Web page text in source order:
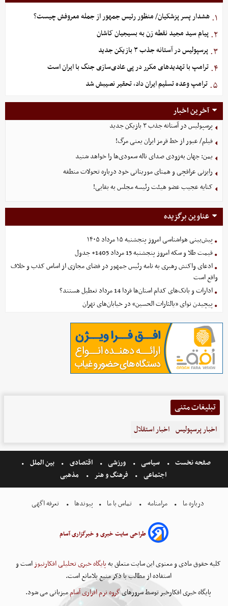
۱. هشدار پسر پزشکیان/ منظور رئیس جمهور از جمله معروفش چیست؟
۲. پیام سید مجید نقطه زن به بسیجیان کاشان
۳. پرسپولیس در آستانه جذب ۳ بازیکن جدید
۴. ترامپ با تهدیدهای مکرر در پی عادی‌سازی جنگ با ایران است
۵. ترامپ وعده تسلیم ایران داد، تحقیر نصیبش شد
آخرین اخبار
پرسپولیس در آستانه جذب ۳ بازیکن جدید
فیلم/ عبور از خط قرمز ایران یعنی مرگ!
یمن: جهان به‌زودی صدای ناله سعودی‌ها را خواهد شنید
رایزنی عراقچی و همتای موریتانی خود درباره تحولات منطقه
کنایه عجیب عضو هیئت رئیسه مجلس به بقایی!
عناوین برگزیده
پیش‌بینی هواشناسی امروز پنجشنبه ۱۵ مرداد ۱۴۰۵
قیمت طلا و سکه امروز پنجشنبه 15 مرداد 1405+ جدول
ادعای واکنش رهبری به نامه رئیس جمهور در فضای مجازی از اساس کذب و خلاف
واقع است
ادارات و بانک‌های کدام استان‌ها فردا 14 مرداد تعطیل هستند؟
پیچیدن نوای «یالثارات الحسین» در خیابان‌های تهران
تبلیغات متنی
اخبار پرسپولیس اخبار استقلال
صفحه نخست سیاسی ورزشی اقتصادی
بین الملل
اجتماعی
فرهنگ و هنر مذهبی
درباره ما مرامنامه تماس با ما پیوندها تعرفه اگهی
طراحی سایت خبری و خبرگزاری آسام
کلیه حقوق مادی و معنوی این سایت متعلق بهپایگاه خبری تحلیلی افکارنیوزاست و
استفاده از مطالب با ذکر منبع بلامانع است.
پایگاه خبری افکارخبر توسط سرورهایگروه نرم افزاری آساممیزبانی می شود.